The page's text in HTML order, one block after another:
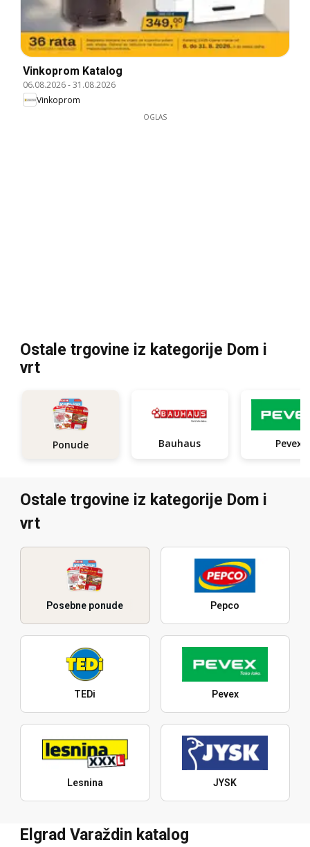
Vinkoprom Katalog
06.08.2026-31.08.2026
Vinkoprom
OGLAS
Ostale trgovine iz kategorije Dom i
vrt
Ponude Bauhaus Pevex
Ostale trgovine iz kategorije Dom i
vrt
Posebne ponude Pepco
TEDi Pevex
Lesnina JYSK
Elgrad Varaždin katalog